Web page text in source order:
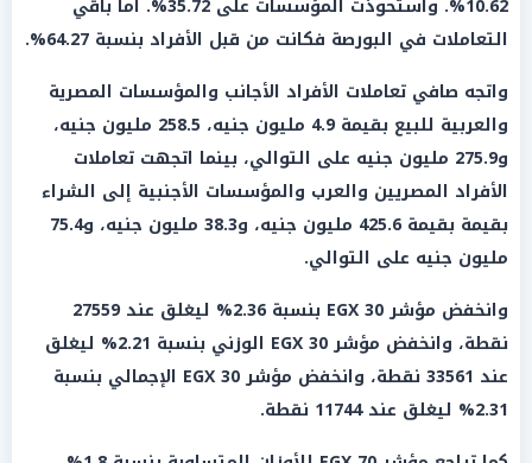
التعاملات في البورصة فكانت من قبل الأفراد بنسبة 64.27%.
واتجه صافي تعاملات الأفراد الأجانب والمؤسسات المصرية
والعربية للبيع بقيمة 4.9 مليون جنيه، 258.5 مليون جنيه،
و275.9 مليون جنيه على التوالي، بينما اتجهت تعاملات
الأفراد المصريين والعرب والمؤسسات الأجنبية إلى الشراء
بقيمة بقيمة 425.6 مليون جنيه، و38.3 مليون جنيه، و75.4
مليون جنيه على التوالي.
وانخفض مؤشر EGX 30 بنسبة 2.36% ليغلق عند 27559
نقطة، وانخفض مؤشر EGX 30 الوزني بنسبة 2.21% ليغلق
عند 33561 نقطة، وانخفض مؤشر EGX 30 الإجمالي بنسبة
2.31% ليغلق عند 11744 نقطة.